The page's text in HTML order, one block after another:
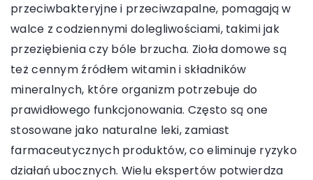
przeciwbakteryjne i przeciwzapalne, pomagają w
walce z codziennymi dolegliwościami, takimi jak
przeziębienia czy bóle brzucha. Zioła domowe są
też cennym źródłem witamin i składników
mineralnych, które organizm potrzebuje do
prawidłowego funkcjonowania. Często są one
stosowane jako naturalne leki, zamiast
farmaceutycznych produktów, co eliminuje ryzyko
działań ubocznych. Wielu ekspertów potwierdza